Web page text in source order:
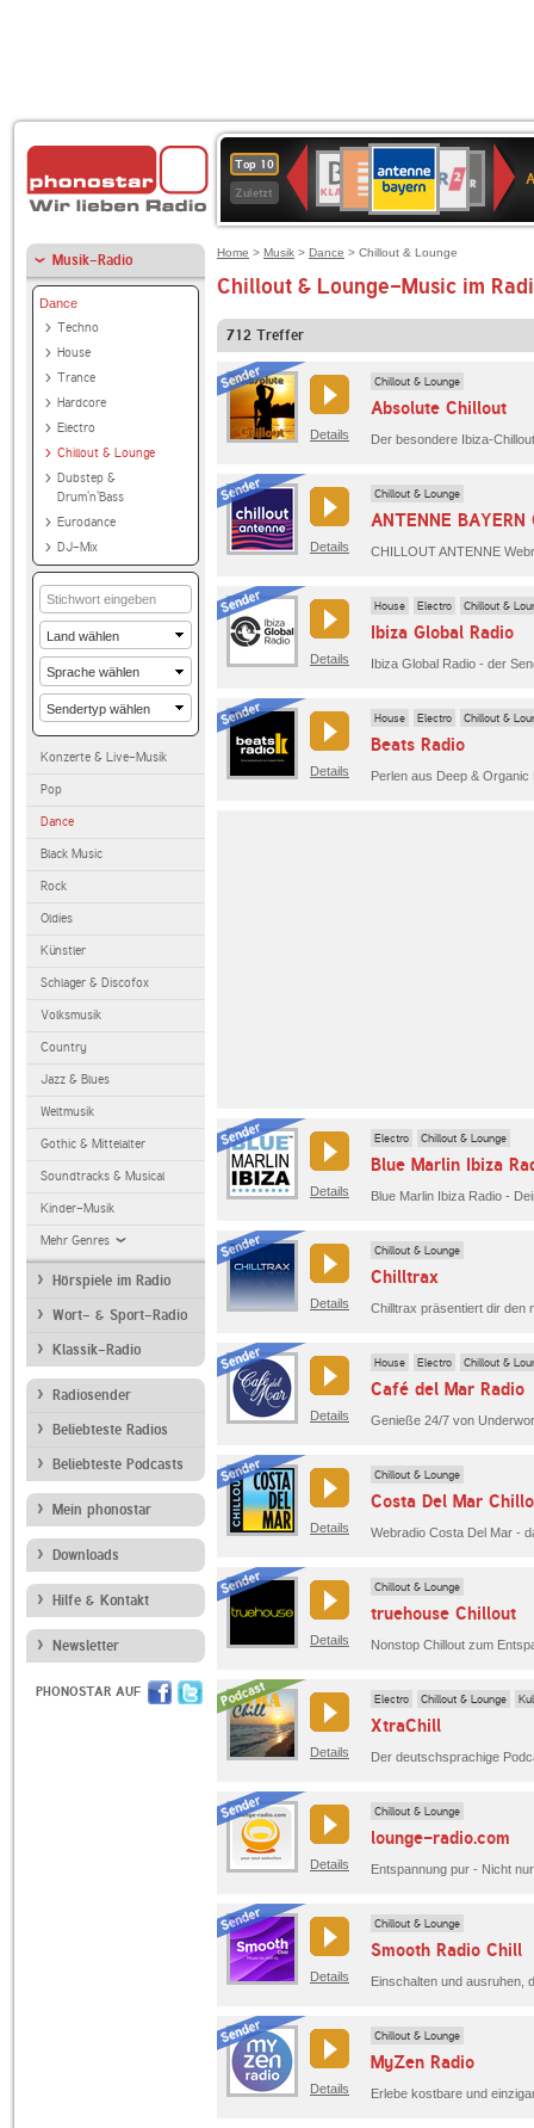
Top 10
Zuletzt
Deutschlandfunk
80er
90er
OLDIE
ANTENNE
SWR3
WDR
4
BR-
KLASSIK
Deutschlandfunk
KulturBAYERN
2
SWR
Kultur
NDR
2
Musik-Radio
Dance
Techno
House
Trance
Hardcore
Electro
Chillout & Lounge
Dubstep &
Drum'n'Bass
Eurodance
DJ-Mix
Konzerte & Live-Musik
Pop
Dance
Black Music
Rock
Oldies
Künstler
Schlager & Discofox
Volksmusik
Country
Jazz & Blues
Weltmusik
Gothic & Mittelalter
Soundtracks & Musical
Kinder-Musik
Mehr Genres
Hörspiele im Radio
Wort- & Sport-Radio
Klassik-Radio
Radiosender
Beliebteste Radios
Beliebteste Podcasts
Mein phonostar
Downloads
Hilfe & Kontakt
Newsletter
PHONOSTAR AUF
Home > Musik > Dance > Chillout & Lounge
Chillout & Lounge-Music im
712 Treffer
Details
Chillout & Lounge
Absolute Chillout
Details
Chillout & Lounge
ANTENNE
Details
House Electro Chillout &
Ibiza Global Radio
Details
House Electro Chillout &
Beats Radio
Details
Electro Chillout & Lounge
Blue Marlin Ibiza
Details
Chillout & Lounge
Chilltrax
Chilltrax präsentiert dir den
Details
House Electro Chillout &
Café del Mar Radio
Details
Chillout & Lounge
Costa Del Mar
Webradio Costa Del Mar -
Details
Chillout & Lounge
truehouse Chillout
Nonstop Chillout zum
Details
Electro Chillout & Lounge
XtraChill
Details
Chillout & Lounge
lounge-radio.com
Entspannung pur - Nicht
Details
Chillout & Lounge
Smooth Radio Chill
Details
Chillout & Lounge
MyZen Radio